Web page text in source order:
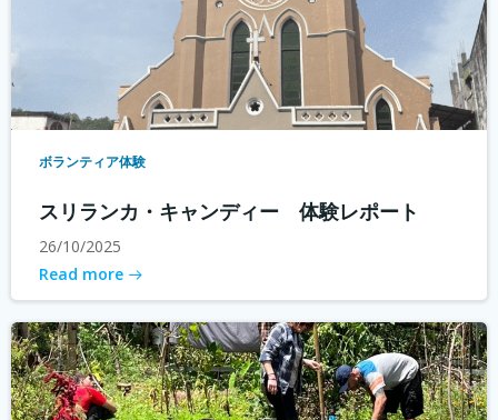
ボランティア体験
スリランカ・キャンディー 体験レポート
26/10/2025
Read more